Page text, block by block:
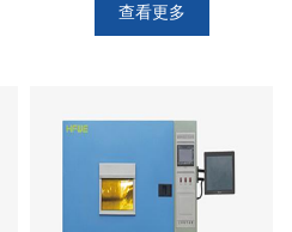
保障_工厂实力_售后极速响应_
为您解决后顾之忧_随时欢迎来
查看更多